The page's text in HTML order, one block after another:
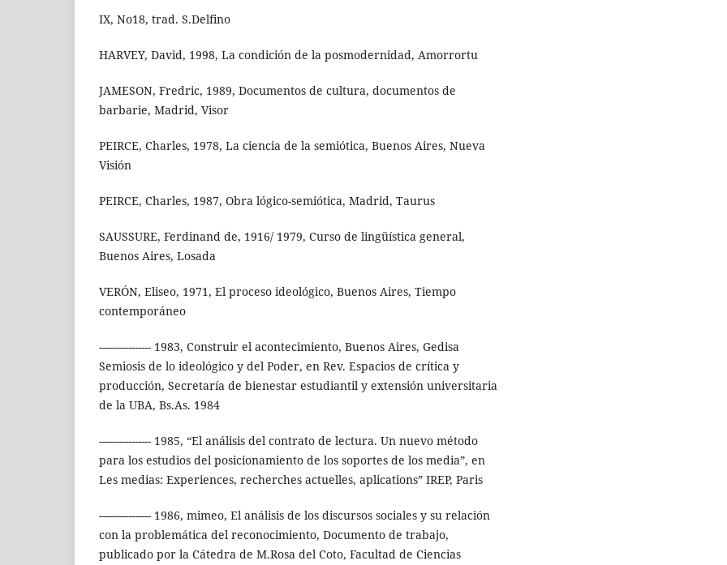
IX, No18, trad. S.Delfino
HARVEY, David, 1998, La condición de la posmodernidad, Amorrortu
JAMESON, Fredric, 1989, Documentos de cultura, documentos de
barbarie, Madrid, Visor
PEIRCE, Charles, 1978, La ciencia de la semiótica, Buenos Aires, Nueva
Visión
PEIRCE, Charles, 1987, Obra lógico-semiótica, Madrid, Taurus
SAUSSURE, Ferdinand de, 1916/ 1979, Curso de lingüística general,
Buenos Aires, Losada
VERÓN, Eliseo, 1971, El proceso ideológico, Buenos Aires, Tiempo
contemporáneo
---------------- 1983, Construir el acontecimiento, Buenos Aires, Gedisa
Semiosis de lo ideológico y del Poder, en Rev. Espacios de crítica y
producción, Secretaría de bienestar estudiantil y extensión universitaria
de la UBA, Bs.As. 1984
---------------- 1985, “El análisis del contrato de lectura. Un nuevo método
para los estudios del posicionamiento de los soportes de los media”, en
Les medias: Experiences, recherches actuelles, aplications” IREP, Paris
---------------- 1986, mimeo, El análisis de los discursos sociales y su relación
con la problemática del reconocimiento, Documento de trabajo,
publicado por la Cátedra de M.Rosa del Coto, Facultad de Ciencias